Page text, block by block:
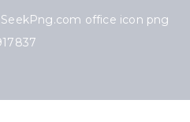
SeekPng.com office icon png